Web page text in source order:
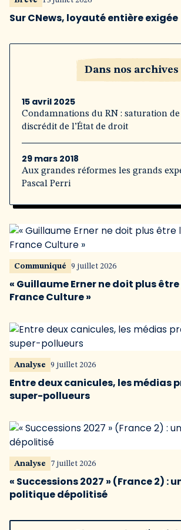
Sur CNews, loyauté entière exigée
Dans nos archives
15 avril 2025
Condamnations du RN : saturation de
discrédit de l’État de droit
29 mars 2018
Aux grandes réformes les grands
Pascal Perri
Communiqué 9 juillet 2026
« Guillaume Erner ne doit plus
France Culture »
Analyse 9 juillet 2026
Entre deux canicules, les médias
super-pollueurs
Analyse 7 juillet 2026
« Successions 2027 » (France 2) :
politique dépolitisé